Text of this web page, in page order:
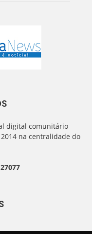
digital comunitário
na centralidade do